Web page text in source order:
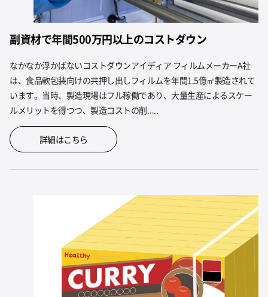
副資材で年間500万円以上のコストダウン
なかなか浮かばないコストダウンアイディア フィルムメーカーA社
は、食品軟包装向けの共押し出しフィルムを年間1.5億㎡製造されて
います。当時、製造現場はフル稼働であり、大量生産によるスケー
ルメリットを得つつ、製造コストの削…..
詳細はこちら